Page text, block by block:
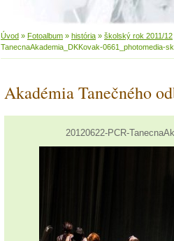
Úvod » Fotoalbum » história » školský rok 2011/12
TanecnaAkademia_DKKovak-0661_photomedia-sk
Akadémia Tanečného
20120622-PCR-